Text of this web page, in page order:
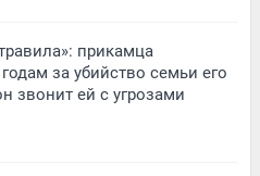
прикамца
за убийство семьи его
звонит ей с угрозами